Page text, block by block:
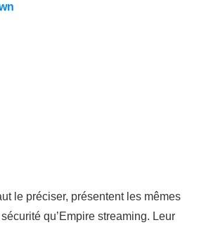
le préciser, présentent les mêmes
qu’Empire streaming. Leur